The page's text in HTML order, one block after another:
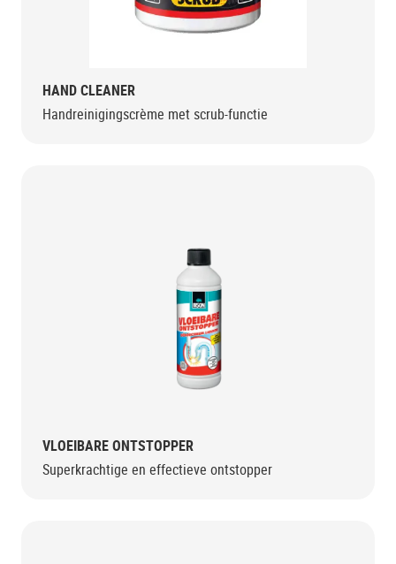
HAND CLEANER
Handreinigingscrème met scrub-functie
VLOEIBARE ONTSTOPPER
Superkrachtige en effectieve ontstopper